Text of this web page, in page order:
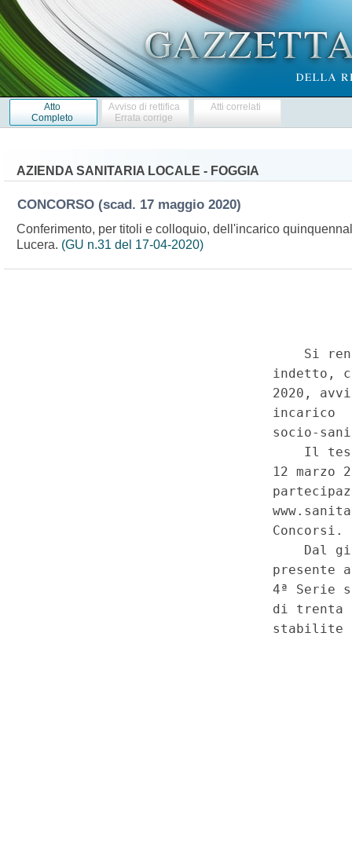
Atto
Completo
Avviso di rettifica
Errata corrige
Atti correlati
AZIENDA SANITARIA LOCALE - FOGGIA
CONCORSO (scad. 17 maggio 2020)
Conferimento, per titoli e colloquio, dell'incarico
Lucera. (GU n.31 del 17-04-2020)